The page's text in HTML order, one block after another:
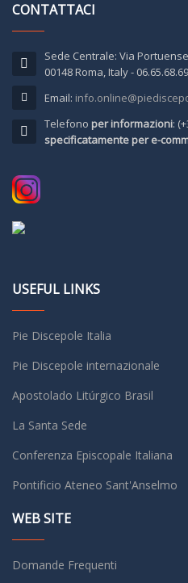
CONTATTACI
Sede Centrale: Via
00148 Roma, Italy - 06.65.68.69
Email:
Telefono per informazioni:
specificatamente per e-
USEFUL LINKS
Pie Discepole Italia
Pie Discepole internazionale
Apostolado Litúrgico Brasil
La Santa Sede
Conferenza Episcopale Italiana
Pontificio Ateneo Sant'Anselmo
WEB SITE
Domande Frequenti